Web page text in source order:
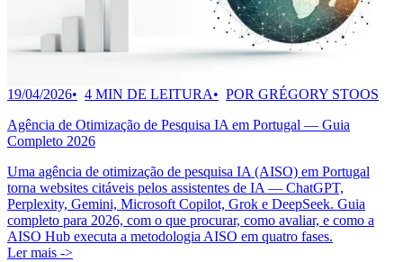
19/04/2026 4 MIN DE LEITURA
POR GRÉGORY STOOS
Agência de Otimização de Pesquisa IA em Portugal — Guia
Completo 2026
Uma agência de otimização de pesquisa IA (AISO) em Portugal
torna websites citáveis pelos assistentes de IA — ChatGPT,
Perplexity, Gemini, Microsoft Copilot, Grok e DeepSeek. Guia
completo para 2026, com o que procurar, como avaliar, e como a
AISO Hub executa a metodologia AISO em quatro fases.
Ler mais ->